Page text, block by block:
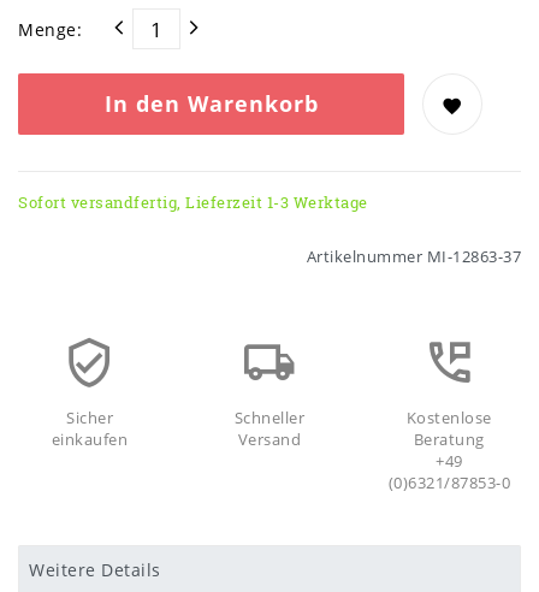
Menge:
In den Warenkorb
Sofort versandfertig, Lieferzeit 1-3 Werktage
Artikelnummer MI-12863-37
Sicher
einkaufen
Schneller
Versand
Kostenlose
Beratung
+49
(0)6321/87853-0
Weitere Details